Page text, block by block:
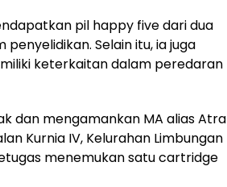
pil happy five dari dua
penyelidikan. Selain itu, ia juga
keterkaitan dalam peredaran
dan mengamankan MA alias Atra
Kurnia IV, Kelurahan Limbungan
menemukan satu cartridge